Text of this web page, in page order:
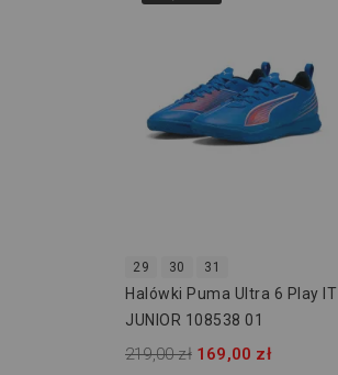
29 30 31
Halówki Puma Ultra 6 Play IT
JUNIOR 108538 01
219,00 zł 169,00 zł